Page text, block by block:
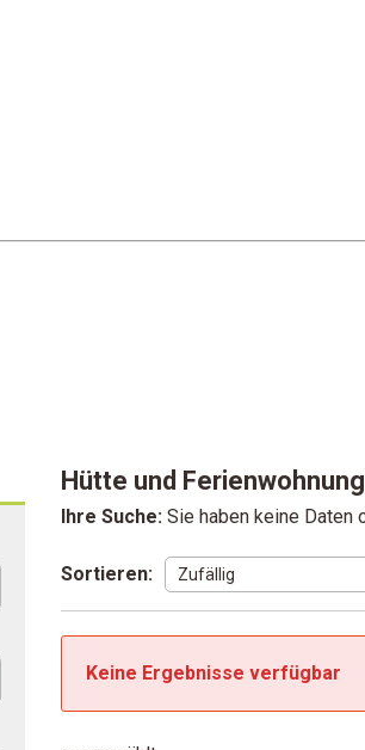
Hütte und
Ihre Suche: Sie haben keine Daten
Sortieren:
Keine Ergebnisse verfügbar